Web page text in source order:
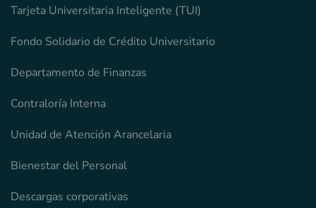
Tarjeta Universitaria Inteligente (TUI)
Fondo Solidario de Crédito Universitario
Departamento de Finanzas
Contraloría Interna
Unidad de Atención Arancelaria
Bienestar del Personal
Descargas corporativas